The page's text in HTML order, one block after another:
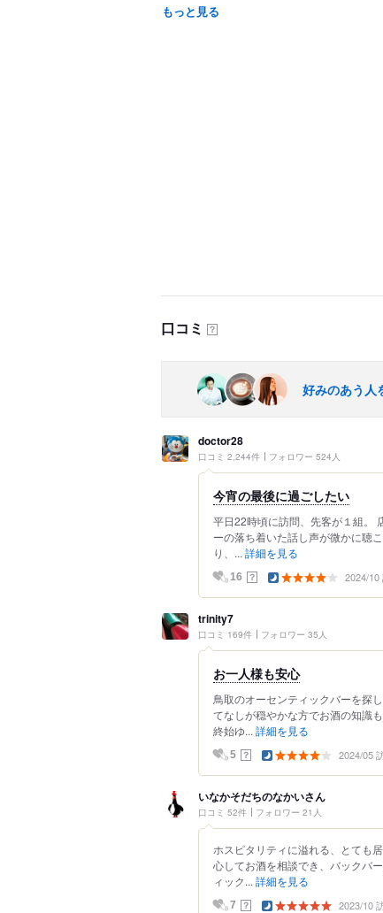
もっと見る
口コミ ？
好みのあう人
doctor28
口コミ 2,244件 フォロワー 524人
今宵の最後に過ごしたい
平日22時頃に訪問、先客が１組。
ーの落ち着いた話し声が微かに聴
り、... 詳細を見る
16 ？ 2024/10
trinity7
口コミ 169件 フォロワー 35人
お一人様も安心
鳥取のオーセンティックバーを探
てなしが穏やかな方でお酒の知識
終始ゆ... 詳細を見る
5 ？ 2024/05
いなかそだちのなかいさん
口コミ 52件 フォロワー 21人
ホスピタリティに溢れる、とても
心してお酒を相談でき、バックバ
ィック... 詳細を見る
7 ？ 2023/10